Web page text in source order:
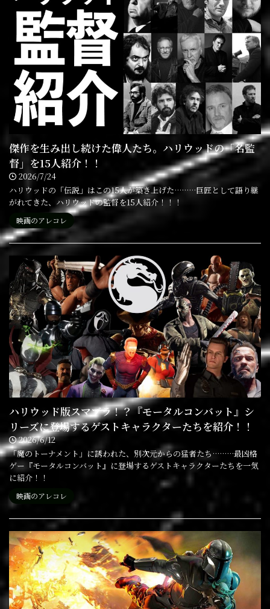
傑作を生み出し続けた偉人たち。ハリウッドの「名監
督」を15人紹介！！
2026/7/24
ハリウッドの「伝説」はこの15人が築き上げた………巨匠として語り継
がれてきた、ハリウッドの監督を15人紹介！！！
映画のアレコレ
ハリウッド版スマブラ！？『モータルコンバット』シ
リーズに登場するゲストキャラクターたちを紹介！！
2026/6/12
「魔のトーナメント」に誘われた、別次元からの猛者たち………最凶格
ゲー『モータルコンバット』に登場するゲストキャラクターたちを一気
に紹介！！
映画のアレコレ